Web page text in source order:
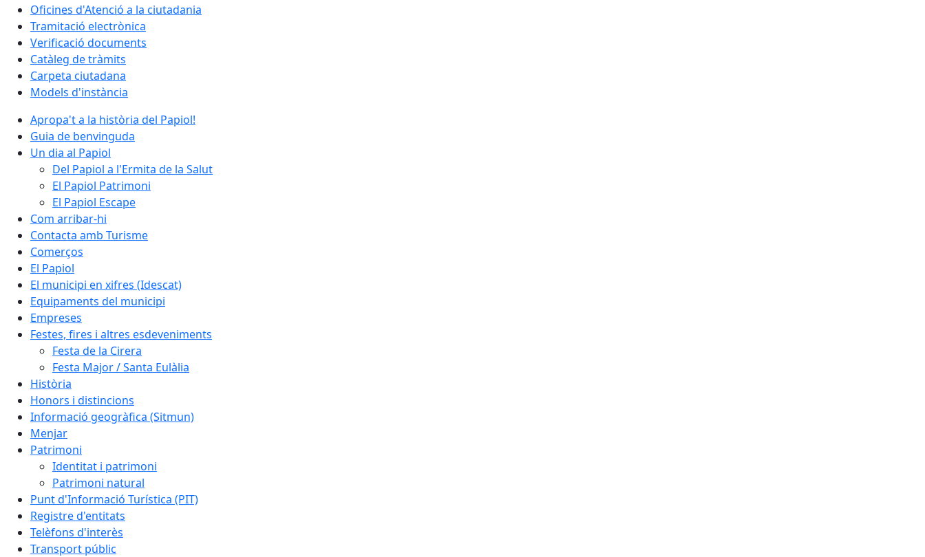
Oficines d'Atenció a la ciutadania
Tramitació electrònica
Verificació documents
Catàleg de tràmits
Carpeta ciutadana
Models d'instància
Apropa't a la història del Papiol!
Guia de benvinguda
Un dia al Papiol
Del Papiol a l'Ermita de la Salut
El Papiol Patrimoni
El Papiol Escape
Com arribar-hi
Contacta amb Turisme
Comerços
El Papiol
El municipi en xifres (Idescat)
Equipaments del municipi
Empreses
Festes, fires i altres esdeveniments
Festa de la Cirera
Festa Major / Santa Eulàlia
Història
Honors i distincions
Informació geogràfica (Sitmun)
Menjar
Patrimoni
Identitat i patrimoni
Patrimoni natural
Punt d'Informació Turística (PIT)
Registre d'entitats
Telèfons d'interès
Transport públic